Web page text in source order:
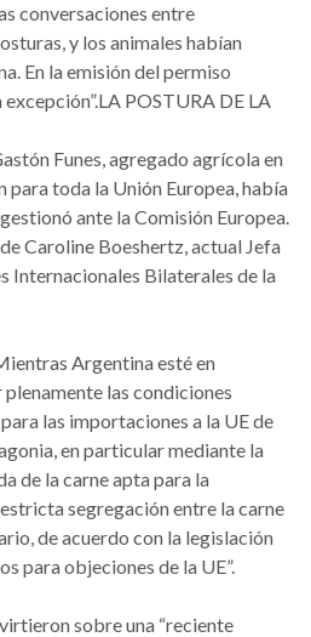
conversaciones entre
y los animales habían
En la emisión del permiso
POSTURA DE LA
Funes, agregado agrícola en
para toda la Unión Europea, había
ante la Comisión Europea.
Caroline Boeshertz, actual Jefa
Internacionales Bilaterales de la
Argentina esté en
las condiciones
las importaciones a la UE de
en particular mediante la
de la carne apta para la
segregación entre la carne
de acuerdo con la legislación
para objeciones de la UE”.
sobre una “reciente